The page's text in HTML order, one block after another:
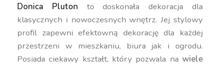
Donica Pluton to doskonała dekoracja dla
klasycznych i nowoczesnych wnętrz. Jej stylowy
profil zapewni efektowną dekorację dla każdej
przestrzeni w mieszkaniu, biura jak i ogrodu.
Posiada ciekawy kształt, który pozwala na wiele